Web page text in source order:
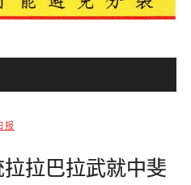
报
拉巴拉武就中斐